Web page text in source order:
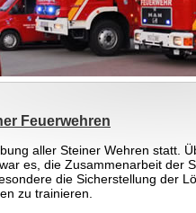
Feuerwehren
aller Steiner Wehren statt.
es, die Zusammenarbeit der
die Sicherstellung der
zu trainieren.